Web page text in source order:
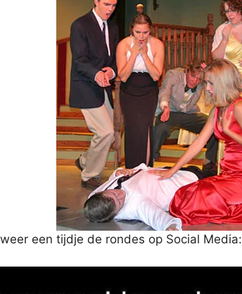
een tijdje de rondes op Social Media: